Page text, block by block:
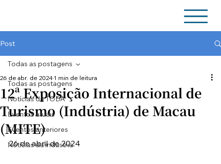
Post
Todas as postagens
Notícias da TODA
Eventos atuais
Eventos anteriores
Notícias da indústria
Todas as postagens
12ª Exposição Internacional de
Turismo (Indústria) de Macau
(MITE)
26 de abr. de 2024 1 min de leitura
26 de abril de 2024